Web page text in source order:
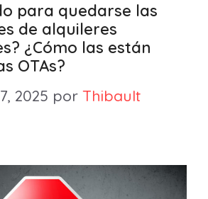
para quedarse las
de alquileres
¿Cómo las están
OTAs?
2025 por Thibault